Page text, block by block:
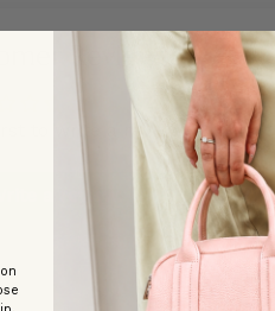
Reviews
to write a review